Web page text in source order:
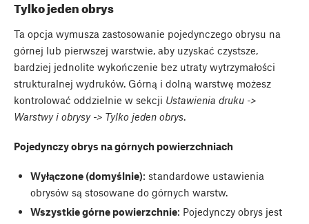
Tylko jeden obrys
Ta opcja wymusza zastosowanie pojedynczego obrysu na
górnej lub pierwszej warstwie, aby uzyskać czystsze,
bardziej jednolite wykończenie bez utraty wytrzymałości
strukturalnej wydruków. Górną i dolną warstwę możesz
kontrolować oddzielnie w sekcji Ustawienia druku ->
Warstwy i obrysy -> Tylko jeden obrys.
Pojedynczy obrys na górnych powierzchniach
Wyłączone (domyślnie): standardowe ustawienia
obrysów są stosowane do górnych warstw.
Wszystkie górne powierzchnie: Pojedynczy obrys jest